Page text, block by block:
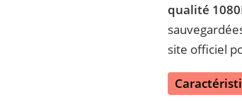
qualité
site officiel